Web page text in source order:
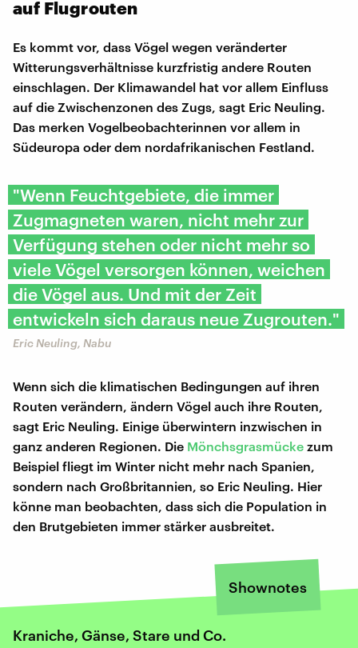
auf Flugrouten
Es kommt vor, dass Vögel wegen veränderter
Witterungsverhältnisse kurzfristig andere Routen
einschlagen. Der Klimawandel hat vor allem Einfluss
auf die Zwischenzonen des Zugs, sagt Eric Neuling.
Das merken Vogelbeobachterinnen vor allem in
Südeuropa oder dem nordafrikanischen Festland.
"Wenn Feuchtgebiete, die immer
Zugmagneten waren, nicht mehr zur
Verfügung stehen oder nicht mehr so
viele Vögel versorgen können, weichen
die Vögel aus. Und mit der Zeit
entwickeln sich daraus neue Zugrouten."
Eric Neuling, Nabu
Wenn sich die klimatischen Bedingungen auf ihren
Routen verändern, ändern Vögel auch ihre Routen,
sagt Eric Neuling. Einige überwintern inzwischen in
ganz anderen Regionen. Die Mönchsgrasmücke zum
Beispiel fliegt im Winter nicht mehr nach Spanien,
sondern nach Großbritannien, so Eric Neuling. Hier
könne man beobachten, dass sich die Population in
den Brutgebieten immer stärker ausbreitet.
Shownotes
Kraniche, Gänse, Stare und Co.